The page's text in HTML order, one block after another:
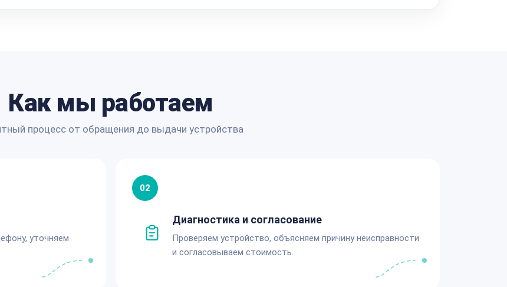
Как мы работаем
процесс от обращения до выдачи устройства
уточняем
02
Диагностика и согласование
Проверяем устройство, объясняем причину неисправности
и согласовываем стоимость.